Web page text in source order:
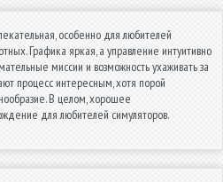
особенно для любителей
Графика яркая, а управление интуитивно
миссии и возможность ухаживать за
процесс интересным, хотя порой
В целом, хорошее
для любителей симуляторов.